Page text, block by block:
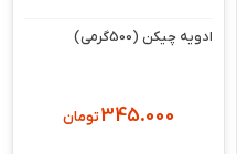
ادویه چیکن (500گرمی)
345.000تومان